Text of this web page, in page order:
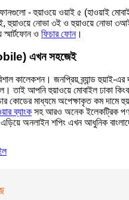
- হুয়াওয়ে ওয়াই ৫ (হাওয়াই
হুয়াওয়ে নোভা ৩ই ও হুয়াওয়ে নোভা
ও ফিচার ফোন।
এখন সহজেই
বিশাল কালেকশন। জনপ্রিয়
আপনি হুয়াওয়ে মোবাইল ঢাকা
মাধ্যমে অপেক্ষাকৃত কম দামে
ব্যাংক সহ আরও অনেক ইলেকট্রিক
অনলাইন শপিং এখন আধুনিক